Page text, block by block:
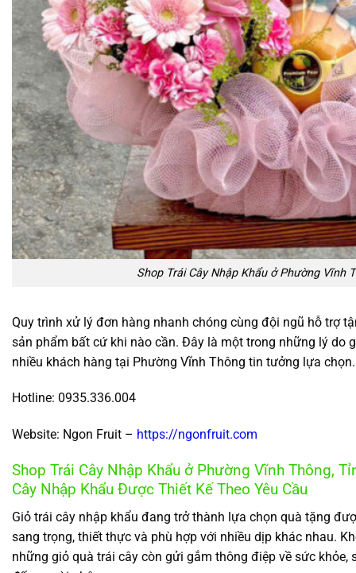
Shop Trái Cây Nhập Khẩu ở Phường Vĩnh
Quy trình xử lý đơn hàng nhanh chóng cùng đội ngũ hỗ trợ
sản phẩm bất cứ khi nào cần. Đây là một trong những lý do
nhiều khách hàng tại Phường Vĩnh Thông tin tưởng lựa chọn.
Hotline: 0935.336.004
Website: Ngon Fruit – https://ngonfruit.com
Shop Trái Cây Nhập Khẩu ở Phường Vĩnh Thông,
Cây Nhập Khẩu Được Thiết Kế Theo Yêu Cầu
Giỏ trái cây nhập khẩu đang trở thành lựa chọn quà tặng
sang trọng, thiết thực và phù hợp với nhiều dịp khác nhau.
những giỏ quà trái cây còn gửi gắm thông điệp về sức